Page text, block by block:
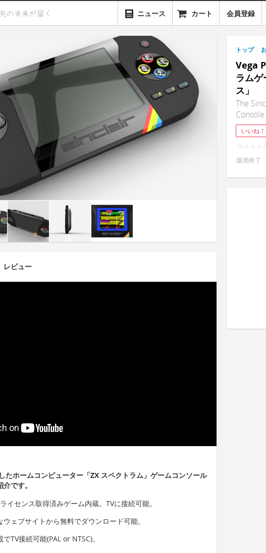
ニュース カート 会員登録
レビュー
たホームコンピューター「ZX スペクトラム」ゲームコンソール
です。
イセンス取得済みゲーム内蔵。TVに接続可能。
ェブサイトから無料でダウンロード可能。
TV接続可能(PAL or NTSC)。
トップ /
Vega
ラム
ス」
The
Console
いいね！
販売終了